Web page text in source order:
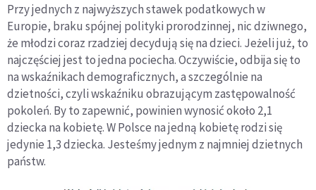
Przy jednych z najwyższych stawek podatkowych w
Europie, braku spójnej polityki prorodzinnej, nic dziwnego,
że młodzi coraz rzadziej decydują się na dzieci. Jeżeli już, to
najczęściej jest to jedna pociecha. Oczywiście, odbija się to
na wskaźnikach demograficznych, a szczególnie na
dzietności, czyli wskaźniku obrazującym zastępowalność
pokoleń. By to zapewnić, powinien wynosić około 2,1
dziecka na kobietę. W Polsce na jedną kobietę rodzi się
jedynie 1,3 dziecka. Jesteśmy jednym z najmniej dzietnych
państw.